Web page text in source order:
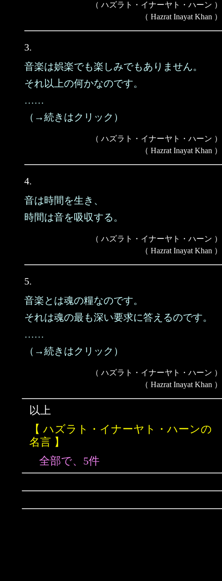
（ ハズラト・イナーヤト・ハーン ）
（ Hazrat Inayat Khan ）
3.
音楽は娯楽でも楽しみでもありません。
それ以上の何かなのです。
……
（→続きはクリック）
（ ハズラト・イナーヤト・ハーン ）
（ Hazrat Inayat Khan ）
4.
音は時間を生き、
時間は音を吸収する。
（ ハズラト・イナーヤト・ハーン ）
（ Hazrat Inayat Khan ）
5.
音楽とは魂の糧なのです。
それは魂の最も深い要求に答えるのです。
……
（→続きはクリック）
（ ハズラト・イナーヤト・ハーン ）
（ Hazrat Inayat Khan ）
以上
【 ハズラト・イナーヤト・ハーンの
名言 】
全部で、5件